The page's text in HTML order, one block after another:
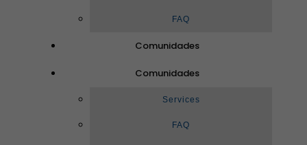
FAQ
Comunidades
Comunidades
Services
FAQ